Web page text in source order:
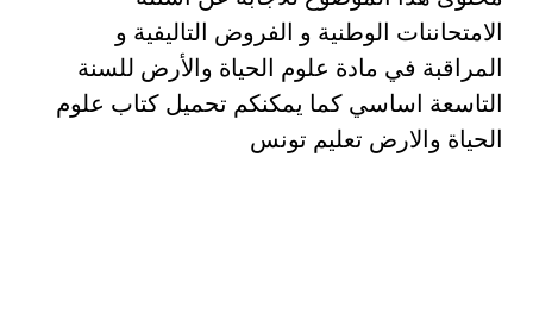
الامتحاننات الوطنية و الفروض التاليفية و
المراقبة في مادة علوم الحياة والأرض للسنة
التاسعة اساسي كما يمكنكم تحميل كتاب علوم
الحياة والارض تعليم تونس